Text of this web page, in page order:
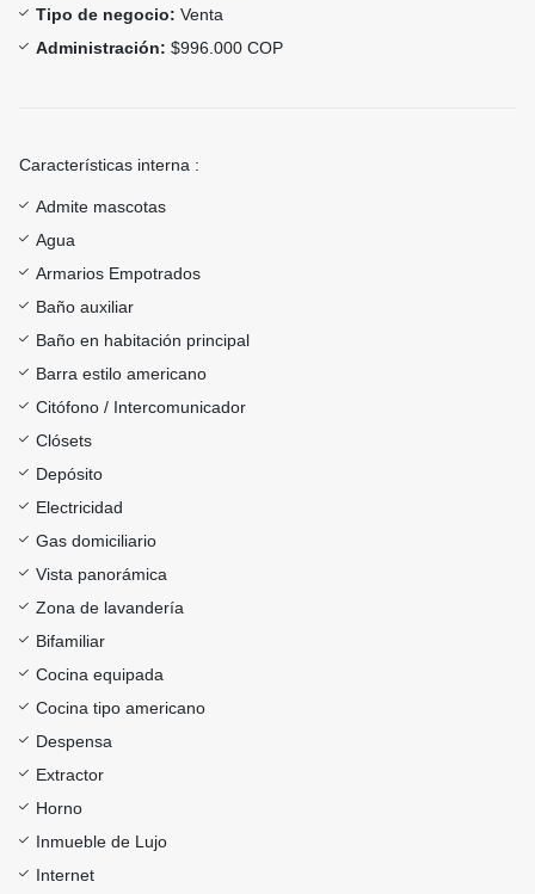
Tipo de negocio: Venta
Administración: $996.000 COP
Características interna :
Admite mascotas
Agua
Armarios Empotrados
Baño auxiliar
Baño en habitación principal
Barra estilo americano
Citófono / Intercomunicador
Clósets
Depósito
Electricidad
Gas domiciliario
Vista panorámica
Zona de lavandería
Bifamiliar
Cocina equipada
Cocina tipo americano
Despensa
Extractor
Horno
Inmueble de Lujo
Internet